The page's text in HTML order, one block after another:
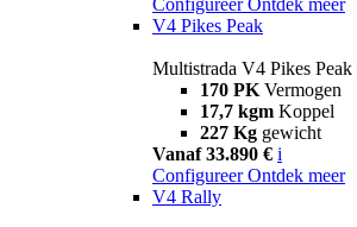
V4 Pikes Peak
Multistrada V4 Pikes Peak
170 PK Vermogen
17,7 kgm Koppel
227 Kg gewicht
Vanaf 33.890 € i
Configureer Ontdek meer
V4 Rally